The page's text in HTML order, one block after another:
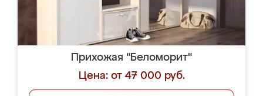
Прихожая "Беломорит"
Цена: от 47 000 руб.